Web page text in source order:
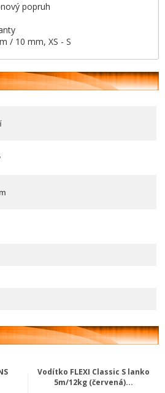
popruh
/ 10 mm, XS - S
Vodítko FLEXI Classic S lanko
5m/12kg (červená)...